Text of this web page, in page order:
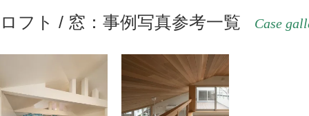
ロフト / 窓：事例写真参考一覧 Case